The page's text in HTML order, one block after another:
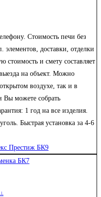
Стоимость печи без
элементов, доставки, отделки
стоимость и смету составляет
на объект. Можно
воздухе, так и в
Вы можете собрать
1 год на все изделия.
Быстрая установка за 4-6